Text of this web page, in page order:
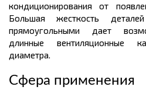
кондиционирования от
Большая жесткость
прямоугольными дает
длинные вентиляционные
диаметра.
Сфера применения